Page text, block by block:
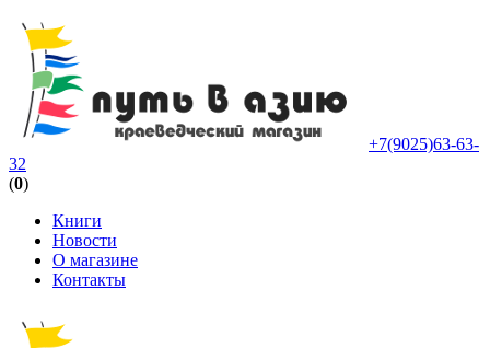
+7(9025)63-63-
32
(0)
Книги
Новости
О магазине
Контакты